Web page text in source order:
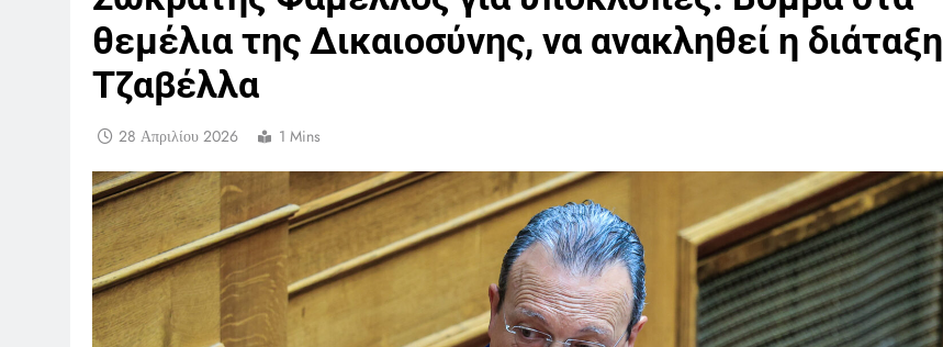
θεμέλια της Δικαιοσύνης, να ανακληθεί η διάταξη
Τζαβέλλα
28 Απριλίου 2026 1 Mins